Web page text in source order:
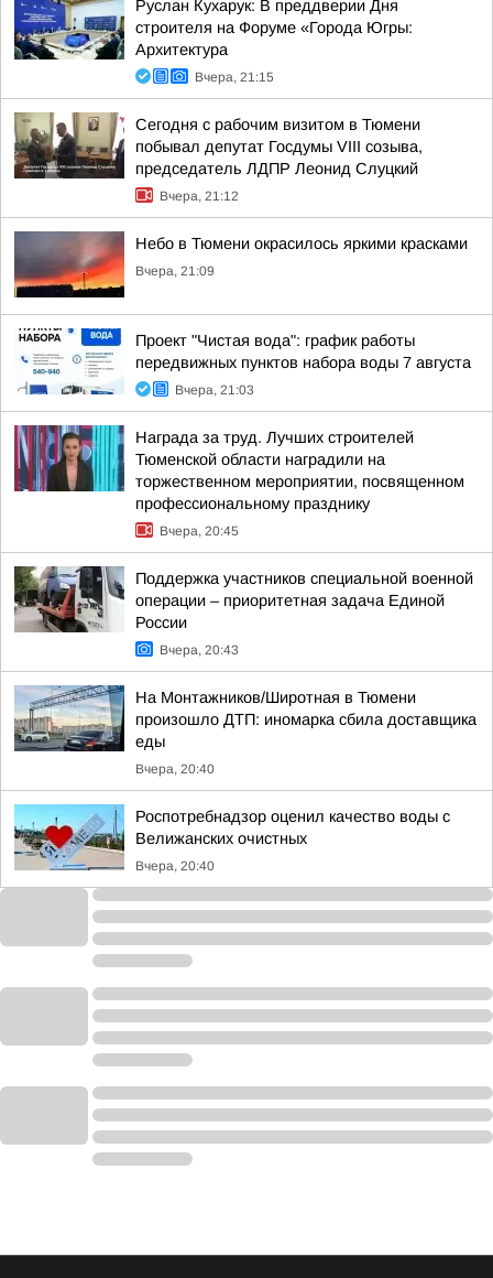
Руслан Кухарук: В преддверии Дня
строителя на Форуме «Города Югры:
Архитектура
Вчера, 21:15
Сегодня с рабочим визитом в Тюмени
побывал депутат Госдумы VIII созыва,
председатель ЛДПР Леонид Слуцкий
Вчера, 21:12
Небо в Тюмени окрасилось яркими красками
Вчера, 21:09
Проект "Чистая вода": график работы
передвижных пунктов набора воды 7 августа
Вчера, 21:03
Награда за труд. Лучших строителей
Тюменской области наградили на
торжественном мероприятии, посвященном
профессиональному празднику
Вчера, 20:45
Поддержка участников специальной военной
операции – приоритетная задача Единой
России
Вчера, 20:43
На Монтажников/Широтная в Тюмени
произошло ДТП: иномарка сбила доставщика
еды
Вчера, 20:40
Роспотребнадзор оценил качество воды с
Велижанских очистных
Вчера, 20:40